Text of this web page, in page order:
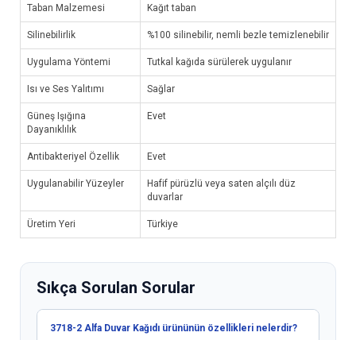
Taban Malzemesi Kağıt taban
Silinebilirlik %100 silinebilir, nemli bezle temizlenebilir
Uygulama Yöntemi Tutkal kağıda sürülerek uygulanır
Isı ve Ses Yalıtımı Sağlar
Güneş Işığına
Dayanıklılık
Evet
Antibakteriyel Özellik Evet
Uygulanabilir Yüzeyler
Hafif pürüzlü veya saten alçılı düz
duvarlar
Üretim Yeri Türkiye
Sıkça Sorulan Sorular
3718-2 Alfa Duvar Kağıdı ürününün özellikleri nelerdir?